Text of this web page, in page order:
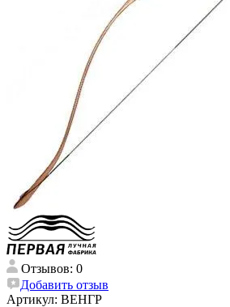
Отзывов: 0
Добавить отзыв
Артикул: ВЕНГР